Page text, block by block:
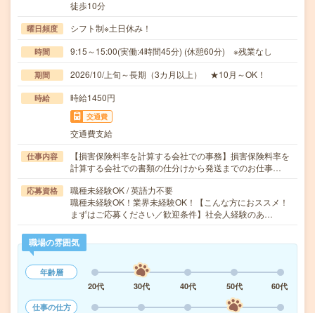
徒歩10分
曜日頻度 シフト制※土日休み！
時間 9:15～15:00(実働:4時間45分) (休憩60分) ※残業なし
期間 2026/10/上旬～長期（3カ月以上） ★10月～OK！
時給 時給1450円
交通費
交通費支給
仕事内容
【損害保険料率を計算する会社での事務】損害保険料率を
計算する会社での書類の仕分けから発送までのお仕事…
応募資格
職種未経験OK / 英語力不要
職種未経験OK！業界未経験OK！【こんな方におススメ！
まずはご応募ください／歓迎条件】社会人経験のあ…
職場の雰囲気
年齢層
20代
30代 40代 50代
60代
仕事の仕方